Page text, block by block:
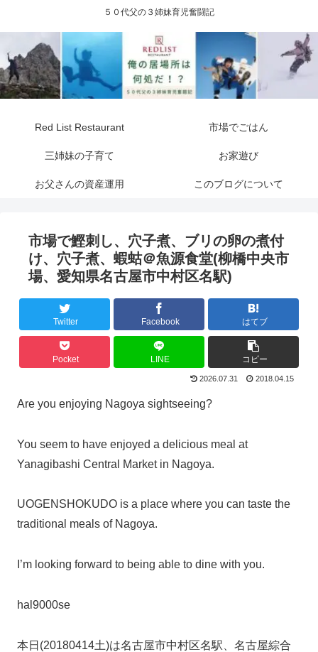
５０代父の３姉妹育児奮闘記
Red List Restaurant 市場でごはん
三姉妹の子育て お家遊び
お父さんの資産運用 このブログについて
市場で鰹刺し、穴子煮、ブリの卵の煮付
け、穴子煮、蝦蛄＠魚源食堂(柳橋中央市
場、愛知県名古屋市中村区名駅)
Twitter Facebook はてブ
Pocket LINE コピー
2026.07.31 2018.04.15
Are you enjoying Nagoya sightseeing?
You seem to have enjoyed a delicious meal at
Yanagibashi Central Market in Nagoya.
UOGENSHOKUDO is a place where you can taste the
traditional meals of Nagoya.
I’m looking forward to being able to dine with you.
hal9000se
本日(20180414土)は名古屋市中村区名駅、名古屋綜合